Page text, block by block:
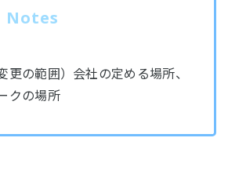
の範囲）会社の定める場所、
クの場所